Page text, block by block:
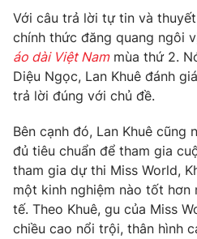
Giải sao mai
Làm đẹp
Chất lượng cuộc sống
Tuyển sinh
Học trực tuyến
Công nghệ
Hitech Công nghệ tương lai
Sản phẩm
Thị trường
Tư vấn
Giao lưu trực tuyến
Lịch phát sóng
Chuyên mục khác
Emagazine
Với câu trả lời tự tin và
chính thức đăng quang ngôi
áo dài Việt Nammùa thứ 2.
Diệu Ngọc, Lan Khuê đánh
trả lời đúng với chủ đề.
Bên cạnh đó, Lan Khuê cũng
đủ tiêu chuẩn để tham gia
tham gia dự thi Miss World,
một kinh nghiệm nào tốt hơn
tế. Theo Khuê, gu của Miss
chiều cao nổi trội, thân hình